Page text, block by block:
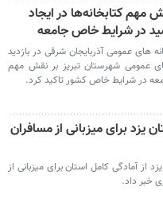
مهم کتابخانه‌ها در ایجاد
در شرایط خاص جامعه
های عمومی آذربایجان شرقی در بازدید
عمومی شهرستان تبریز بر نقش مهم
در شرایط خاص کشور تاکید کرد.
یزد برای میزبانی از مسافران
از آمادگی کامل استان برای میزبانی از
خبر داد.